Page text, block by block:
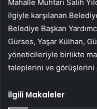
Mahalle Muhtarı Salih
ilgiyle karşılanan
Belediye Başkan
Gürses, Yaşar Külhan,
yöneticileriyle birlikte
taleplerini ve görüşlerini
İlgili Makaleler